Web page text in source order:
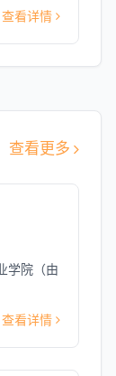
查看详情
查看更多
学院（由
查看详情